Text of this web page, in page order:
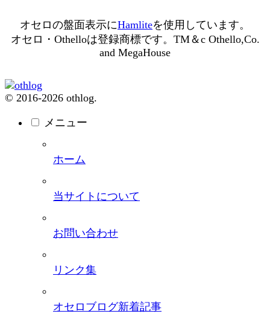
オセロの盤面表示にHamliteを使用しています。
オセロ・Othelloは登録商標です。TM＆c Othello,Co.
and MegaHouse
© 2016-2026 othlog.
メニュー
ホーム
当サイトについて
お問い合わせ
リンク集
オセロブログ新着記事